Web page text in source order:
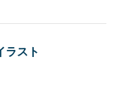
ラスト